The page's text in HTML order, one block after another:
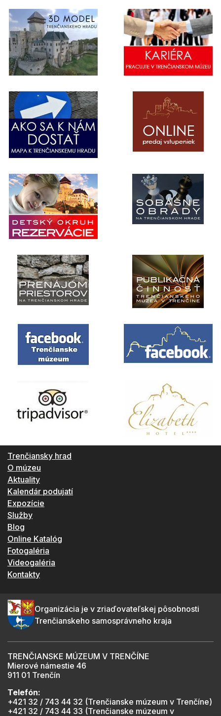
Trenčiansky hrad
O múzeu
Aktuality
Kalendár podujatí
Expozície
Služby
Blog
Online Katalóg
Fotogaléria
Videogaléria
Kontakty
Organizácia je v zriaďovateľskej pôsobnosti
Trenčianskeho samosprávneho kraja
TRENČIANSKE MÚZEUM V TRENČÍNE
Mierové námestie 46
911 01 Trenčín
Telefón:
+421 32 / 743 44 32 (Trenčianske múzeum v Trenčíne)
+421 32 / 743 44 33 (Trenčianske múzeum v